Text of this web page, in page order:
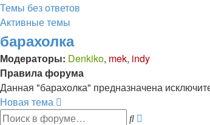
Темы без ответов
Активные темы
барахолка
Модераторы: Denkiko, mek, indy
Правила форума
Данная "барахолка" предназначена
Новая тема
Поиск